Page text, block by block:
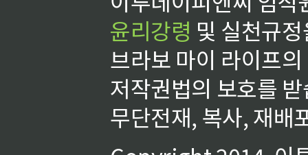
윤리강령 및 실천규
브라보 마이 라이프
저작권법의 보호를
무단전재, 복사, 재배